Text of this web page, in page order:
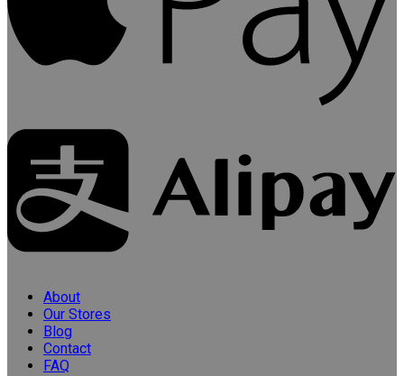
About
Our Stores
Blog
Contact
FAQ